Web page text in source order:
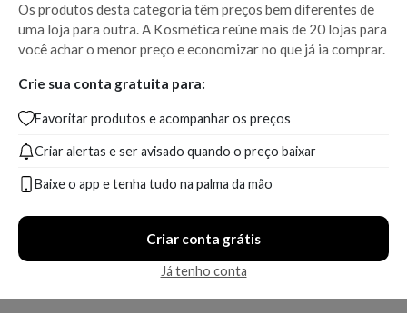
Os produtos desta categoria têm preços bem diferentes de
uma loja para outra. A Kosmética reúne mais de 20 lojas para
você achar o menor preço e economizar no que já ia comprar.
Crie sua conta gratuita para:
Favoritar produtos e acompanhar os preços
Criar alertas e ser avisado quando o preço baixar
Baixe o app e tenha tudo na palma da mão
Criar conta grátis
Já tenho conta